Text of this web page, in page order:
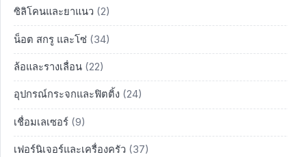
ซิลิโคนและยาแนว (2)
น็อต สกรู และโซ่ (34)
ล้อและรางเลื่อน (22)
อุปกรณ์กระจกและฟิตติ้ง (24)
เชื่อมเลเซอร์ (9)
เฟอร์นิเจอร์และเครื่องครัว (37)